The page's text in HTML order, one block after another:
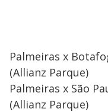
Palmeiras x
(Allianz Parque)
Palmeiras x São
(Allianz Parque)